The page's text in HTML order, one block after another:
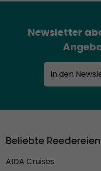
Newsletter
In den
Beliebte Reedereien
AIDA Cruises